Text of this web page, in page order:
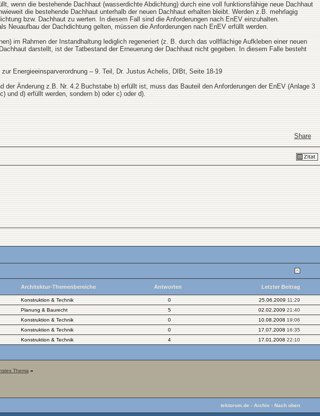
wenn die bestehende Dachhaut (wasserdichte Abdichtung) durch eine voll funktionsfähige neue Dachhaut
die bestehende Dachhaut unterhalb der neuen Dachhaut erhalten bleibt. Werden z.B. mehrlagig
bzw. Dachhaut zu werten. In diesem Fall sind die Anforderungen nach EnEV einzuhalten.
Neuaufbau der Dachdichtung gelten, müssen die Anforderungen nach EnEV erfüllt werden.
im Rahmen der Instandhaltung lediglich regeneriert (z. B. durch das vollflächige Aufkleben einer neuen
darstellt, ist der Tatbestand der Erneuerung der Dachhaut nicht gegeben. In diesem Falle besteht
Energieeinsparverordnung – 9. Teil, Dr. Justus Achelis, DIBt, Seite 18-19
Änderung z.B. Nr. 4.2 Buchstabe b) erfüllt ist, muss das Bauteil den Anforderungen der EnEV (Anlage 3
und d) erfüllt werden, sondern b) oder c) oder d).
Share
Architektur-Themenbereiche Antworten Letzter Beitrag
Konstruktion & Technik 0 25.06.2009 11:29
Planung & Baurecht 5 02.02.2009 21:40
Konstruktion & Technik 0 10.08.2008 19:06
Konstruktion & Technik 0 17.07.2008 16:35
Konstruktion & Technik 4 17.01.2008 22:10
Thema »
tektorum.de - Archiv - Nach oben